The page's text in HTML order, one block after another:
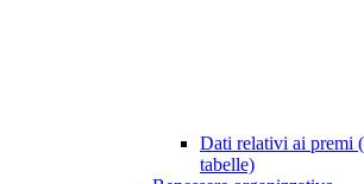
Dati relativi ai premi
tabelle)